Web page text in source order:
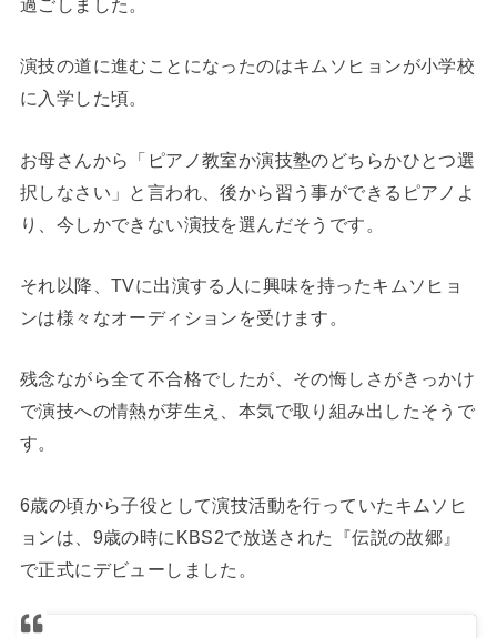
過ごしました。
演技の道に進むことになったのはキムソヒョンが小学校
に入学した頃。
お母さんから「ピアノ教室か演技塾のどちらかひとつ選
択しなさい」と言われ、後から習う事ができるピアノよ
り、今しかできない演技を選んだそうです。
それ以降、TVに出演する人に興味を持ったキムソヒョ
ンは様々なオーディションを受けます。
残念ながら全て不合格でしたが、その悔しさがきっかけ
で演技への情熱が芽生え、本気で取り組み出したそうで
す。
6歳の頃から子役として演技活動を行っていたキムソヒ
ョンは、9歳の時にKBS2で放送された『伝説の故郷』
で正式にデビューしました。